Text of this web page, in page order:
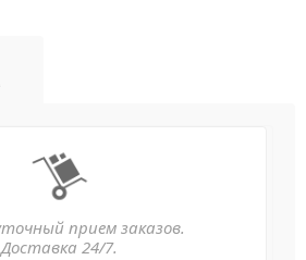
прием заказов.
Доставка 24/7.